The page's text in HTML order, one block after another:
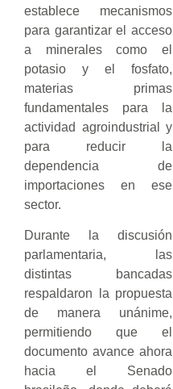
establece mecanismos
para garantizar el acceso
a minerales como el
potasio y el fosfato,
materias primas
fundamentales para la
actividad agroindustrial y
para reducir la
dependencia de
importaciones en ese
sector.
Durante la discusión
parlamentaria, las
distintas bancadas
respaldaron la propuesta
de manera unánime,
permitiendo que el
documento avance ahora
hacia el Senado